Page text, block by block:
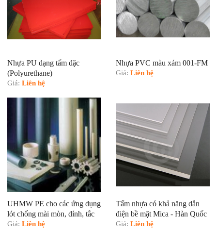
Nhựa PU dạng tấm đặc
(Polyurethane)
Giá: Liên hệ
Nhựa PVC màu xám 001-FM
Giá: Liên hệ
UHMW PE cho các ứng dụng
lót chống mài mòn, dính, tắc
cho vận chuyển vật liệu rời
Giá: Liên hệ
Tấm nhựa có khả năng dẫn
điện bề mặt Mica - Hàn Quốc
Giá: Liên hệ